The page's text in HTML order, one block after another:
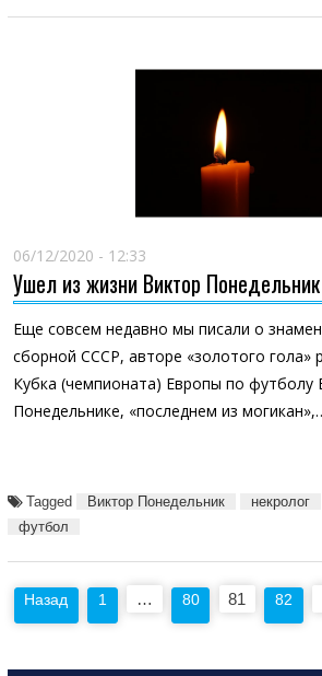
06/12/2020 - 12:33
Ушел из жизни Виктор Понедельник
Еще совсем недавно мы писали о
сборной СССР, авторе «золотого гола»
Кубка (чемпионата) Европы по футболу
Понедельнике, «последнем из
Tagged Виктор Понедельник некролог
футбол
Пагинация
записей
Назад 1 … 80 81 82